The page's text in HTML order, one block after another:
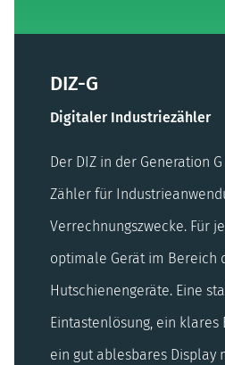
DIZ-G
Digitaler Industriezähler
Der DIZ in der Generation
Zähler für
Verrechnungszwecke. Für
optimale Gerät im Bereich
Hutschienengeräte. Eine
Eintastenlösung, ein klares
ein gut ablesbares Display